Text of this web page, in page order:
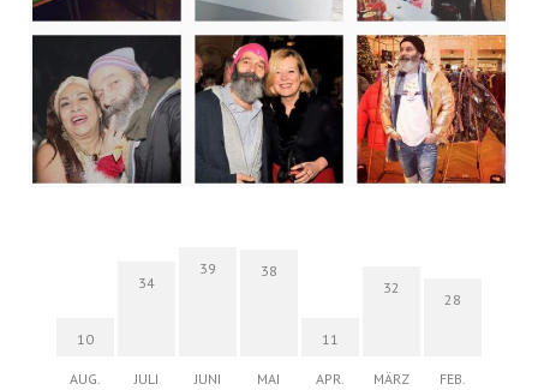
10
AUG.
34
JULI
39
JUNI
38
MAI
11
APR.
32
MÄRZ
28
FEB.